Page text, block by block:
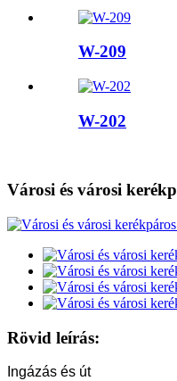
W-209
W-202
Városi és városi
Rövid leírás:
Ingázás és út